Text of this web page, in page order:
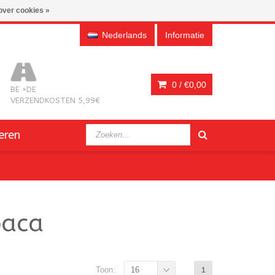
Nederlands Informatie
BE +DE
VERZENDKOSTEN 5,99€
0 / €0,00
1
Toon: 16
cookies »